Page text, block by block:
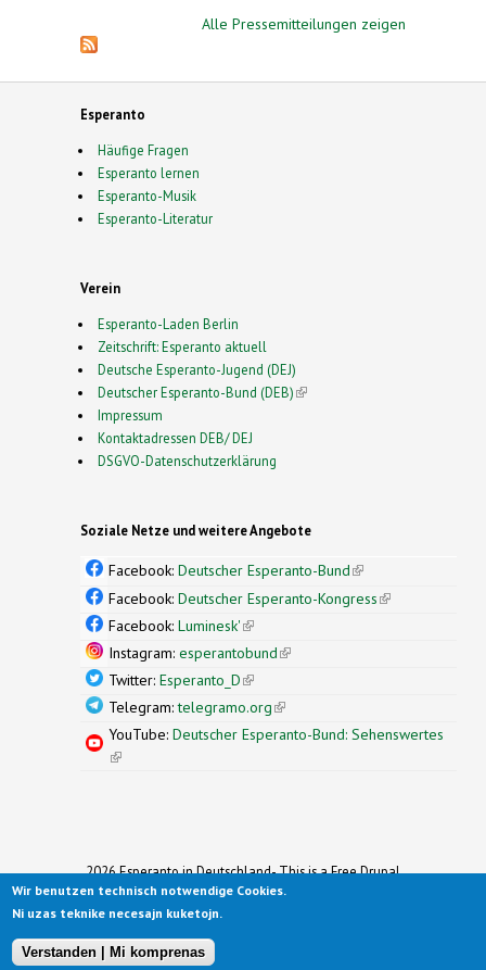
Alle Pressemitteilungen zeigen
Esperanto
Häufige Fragen
Esperanto lernen
Esperanto-Musik
Esperanto-Literatur
Verein
Esperanto-Laden Berlin
Zeitschrift: Esperanto aktuell
Deutsche Esperanto-Jugend (DEJ)
Deutscher Esperanto-Bund (DEB)(link is external)
Impressum
Kontaktadressen DEB/ DEJ
DSGVO-Datenschutzerklärung
Soziale Netze und weitere Angebote
Facebook: Deutscher Esperanto-Bund(link is
external)
Facebook: Deutscher Esperanto-Kongress(link is
Facebook: Luminesk'(link is external)
Instagram: esperantobund(link is external)
Twitter: Esperanto_D(link is external)
Telegram:telegramo.org(link is external)
YouTube: Deutscher Esperanto-Bund: Sehenswertes
(link is external)
2026 Esperanto in Deutschland- This is a Free Drupal
Theme
Ported to Drupal for the Open Source Community by
Original design by
Wir benutzen technisch notwendige Cookies.
Ni uzas teknike necesajn kuketojn.
Verstanden | Mi komprenas